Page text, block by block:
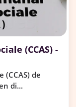
(CCAS) -
(CCAS) de
di...